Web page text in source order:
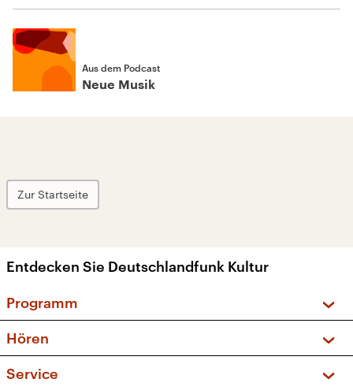
Aus dem Podcast
Neue Musik
Zur Startseite
Entdecken Sie Deutschlandfunk Kultur
Programm
Sendungen und Podcasts
Musikliste
Hören
Service